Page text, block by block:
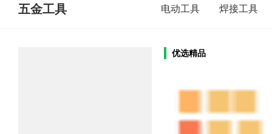
五金工具 电动工具 焊接工具
优选精品